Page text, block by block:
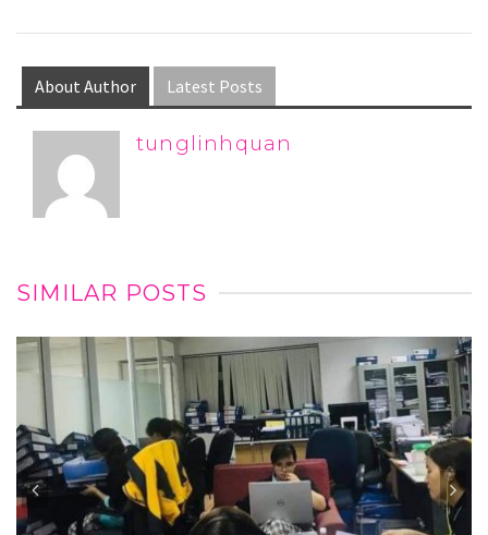
About Author Latest Posts
tunglinhquan
SIMILAR POSTS